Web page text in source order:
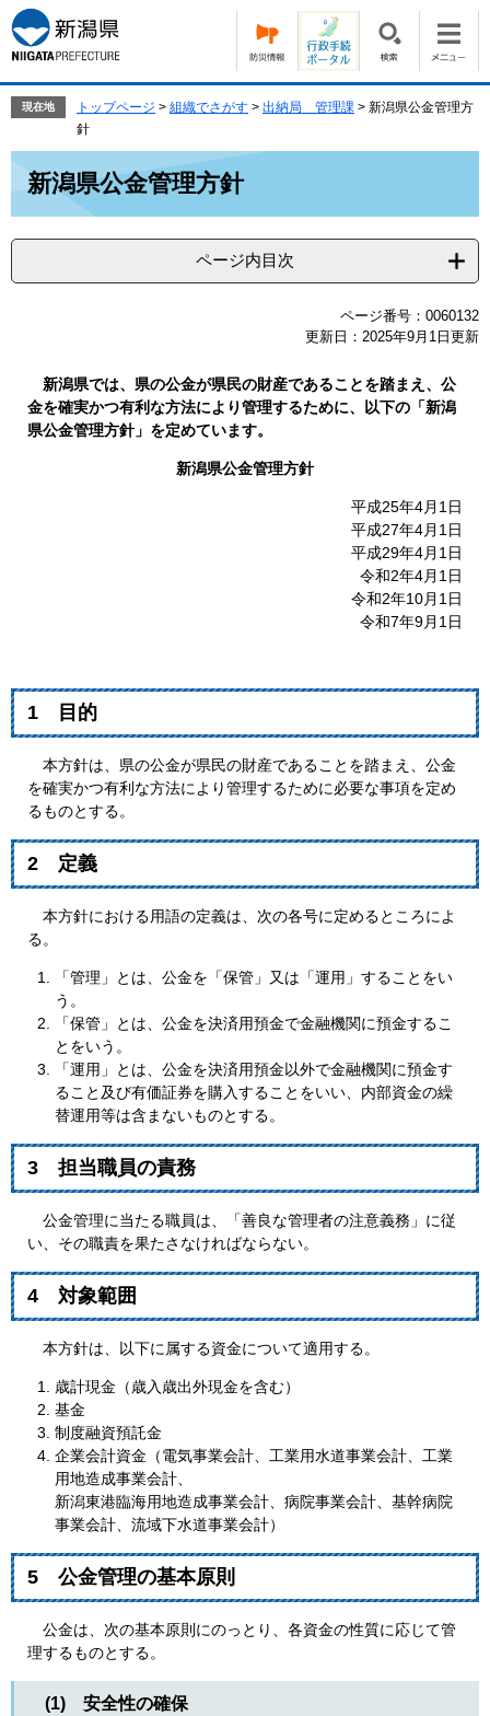
ー
ジ
の
で
す。
ニ
ュ
ー
ば
本
文
現在地 トップページ > 組織でさがす > 出納局 管理課 > 新潟県公金管理方
針
新潟県公金管理方針
ページ内目次
ページ番号：0060132
更新日：2025年9月1日更新
新潟県では、県の公金が県民の財産であることを踏まえ、公
金を確実かつ有利な方法により管理するために、以下の「新潟
県公金管理方針」を定めています。
新潟県公金管理方針
平成25年4月1日
平成27年4月1日
平成29年4月1日
令和2年4月1日
令和2年10月1日
令和7年9月1日
1 目的
本方針は、県の公金が県民の財産であることを踏まえ、公金
を確実かつ有利な方法により管理するために必要な事項を定め
るものとする。
2 定義
本方針における用語の定義は、次の各号に定めるところによ
る。
「管理」とは、公金を「保管」又は「運用」することをい
う。
「保管」とは、公金を決済用預金で金融機関に預金するこ
とをいう。
「運用」とは、公金を決済用預金以外で金融機関に預金す
ること及び有価証券を購入することをいい、内部資金の繰
替運用等は含まないものとする。
3 担当職員の責務
公金管理に当たる職員は、「善良な管理者の注意義務」に従
い、その職責を果たさなければならない。
4 対象範囲
本方針は、以下に属する資金について適用する。
歳計現金（歳入歳出外現金を含む）
基金
制度融資預託金
企業会計資金（電気事業会計、工業用水道事業会計、工業
用地造成事業会計、
新潟東港臨海用地造成事業会計、病院事業会計、基幹病院
事業会計、流域下水道事業会計）
5 公金管理の基本原則
公金は、次の基本原則にのっとり、各資金の性質に応じて管
理するものとする。
(1) 安全性の確保